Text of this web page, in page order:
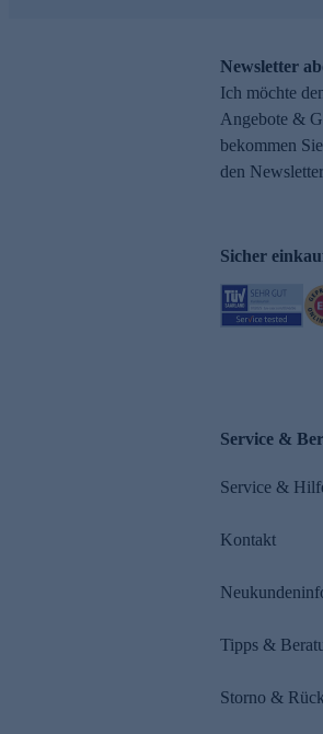
Newsletter
Ich möchte
Angebote &
bekommen
den
Sicher
Service &
Service &
Kontakt
Tipps &
Storno &